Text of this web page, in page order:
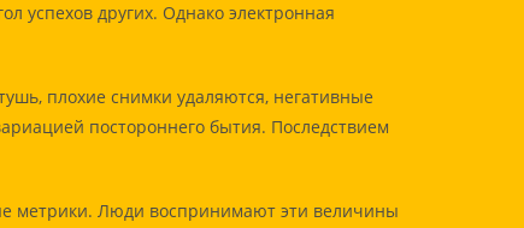
успехов других. Однако электронная
плохие снимки удаляются, негативные
постороннего бытия. Последствием
метрики. Люди воспринимают эти величины